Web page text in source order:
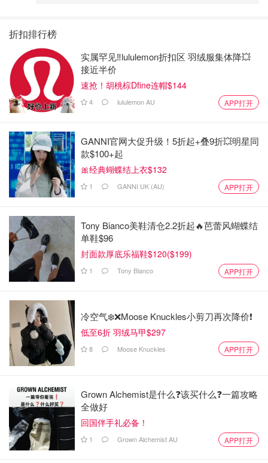
折扣排行榜
实属罕见‼️lululemon折扣区 羽绒服集体降💥
接近半价
速抢！胡桃棕Dfine连帽$144
4 lululemon AU APP打开
GANNI官网大促升级！5折起+叠9折💥明星同
款$100+起
🎀经典蝴蝶结上衣$132
1 GANNI UK (AU) APP打开
Tony Bianco美鞋清仓2.2折起🔥芭蕾风蝴蝶结
单鞋$96
封面款厚底乐福鞋$120($199)
1 Tony Bianco APP打开
冷空气❄️❌️Moose Knuckles小剪刀再次降价❗️
低至6折 羽绒马甲$297
8 Moose Knuckles APP打开
Grown Alchemist是什么❓该买什么❓️一篇攻略
全做好
回国伴手礼必备！
1 Grown Alchemist AU APP打开